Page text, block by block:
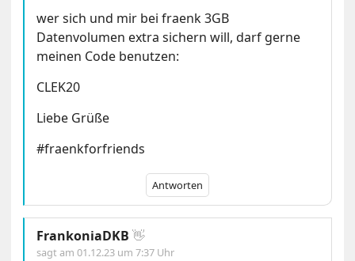
wer sich und mir bei fraenk 3GB
Datenvolumen extra sichern will, darf gerne
meinen Code benutzen:
CLEK20
Liebe Grüße
#fraenkforfriends
Antworten
FrankoniaDKB 👋
sagt am01.12.23 um 7:37 Uhr